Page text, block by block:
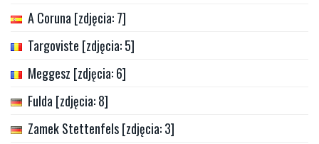
A Coruna [zdjęcia: 7]
Targoviste [zdjęcia: 5]
Meggesz [zdjęcia: 6]
Fulda [zdjęcia: 8]
Zamek Stettenfels [zdjęcia: 3]